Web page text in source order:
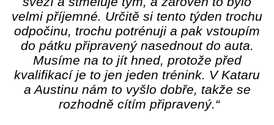
velmi příjemné. Určitě si tento týden trochu
odpočinu, trochu potrénuji a pak vstoupím
do pátku připravený nasednout do auta.
Musíme na to jít hned, protože před
kvalifikací je to jen jeden trénink. V Kataru
a Austinu nám to vyšlo dobře, takže se
rozhodně cítím připravený.“